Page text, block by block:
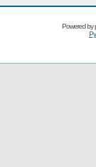
Powered by